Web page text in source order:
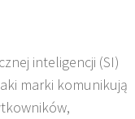
inteligencji (SI)
marki komunikują